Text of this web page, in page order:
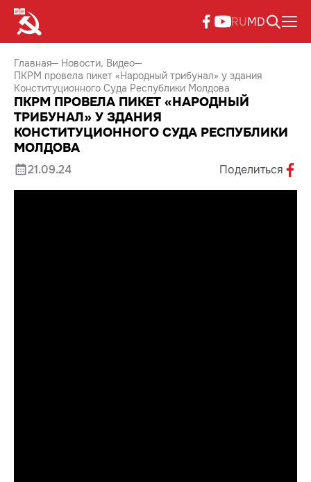
RUMD
Главная Новости Видео
ПКРМ провела пикет «Народный трибунал» у здания
Конституционного Суда Республики Молдова
ПКРМ ПРОВЕЛА ПИКЕТ «НАРОДНЫЙ
ТРИБУНАЛ» У ЗДАНИЯ
КОНСТИТУЦИОННОГО СУДА РЕСПУБЛИКИ
МОЛДОВА
21.09.24 Поделиться